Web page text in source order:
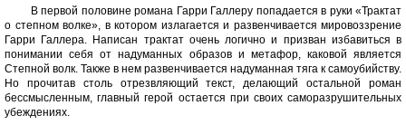
В первой половине романа Гарри Галлеру попадается в руки «Трактат
о степном волке», в котором излагается и развенчивается мировоззрение
Гарри Галлера. Написан трактат очень логично и призван избавиться в
понимании себя от надуманных образов и метафор, каковой является
Степной волк. Также в нем развенчивается надуманная тяга к самоубийству.
Но прочитав столь отрезвляющий текст, делающий остальной роман
бессмысленным, главный герой остается при своих саморазрушительных
убеждениях.